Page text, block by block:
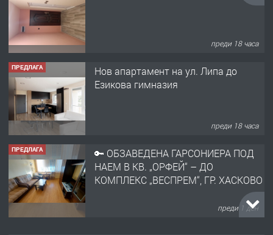
преди 18 часа
ПРЕДЛАГА
Нов апартамент на ул. Липа до
Езикова гимназия
преди 18 часа
ПРЕДЛАГА
🔑 ОБЗАВЕДЕНА ГАРСОНИЕРА ПОД
НАЕМ В КВ. „ОРФЕЙ“ – ДО
КОМПЛЕКС „ВЕСПРЕМ“, ГР. ХАСКОВО
преди 1 ден